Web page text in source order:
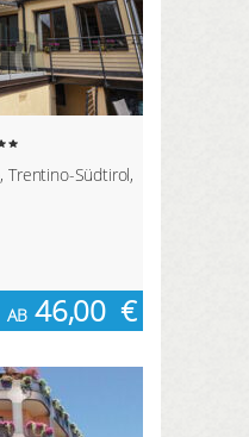
Trentino-Südtirol,
AB 46,00 €